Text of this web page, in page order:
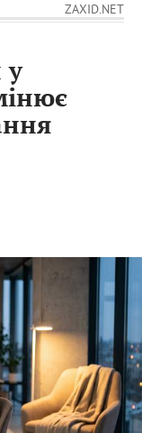
ZAXID.NET
у